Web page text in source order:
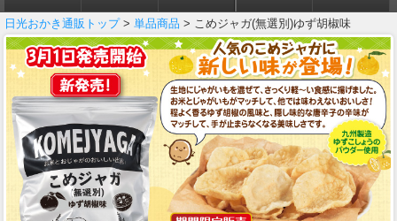
日光おかき通販トップ> 単品商品 > こめジャガ(無選別)ゆず胡椒味